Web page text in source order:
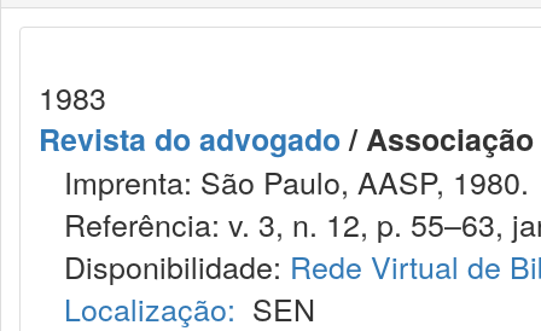
1983
Revista do advogado/
Imprenta: São Paulo, AASP, 1980.
Referência: v. 3, n. 12, p. 55–63,
Disponibilidade: Rede Virtual de
Localização: SEN